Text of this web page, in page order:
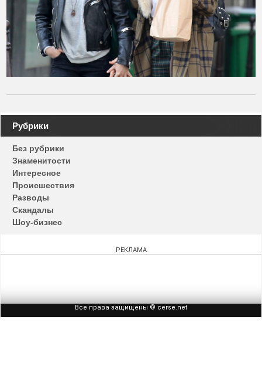
Навигация
по
записям
Рубрики
Без рубрики
Знаменитости
Интересное
Происшествия
Разводы
Скандалы
Шоу-бизнес
РЕКЛАМА
Все права защищены © cerse.net